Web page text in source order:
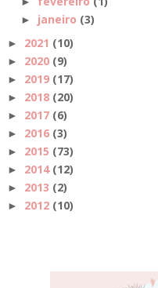
► janeiro (3)
► 2021 (10)
► 2020 (9)
► 2019 (17)
► 2018 (20)
► 2017 (6)
► 2016 (3)
► 2015 (73)
► 2014 (12)
► 2013 (2)
► 2012 (10)